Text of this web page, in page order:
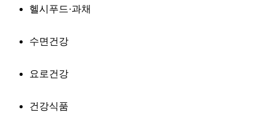
헬시푸드·과채
수면건강
요로건강
건강식품